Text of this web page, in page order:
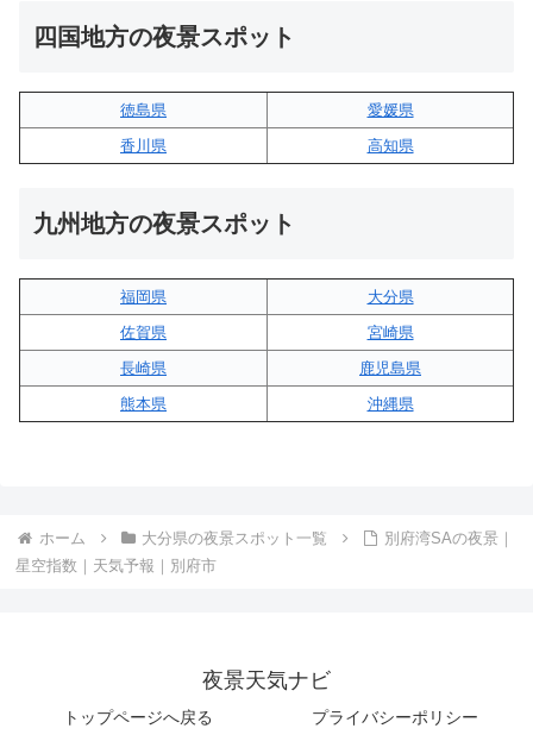
四国地方の夜景スポット
徳島県
愛媛県
香川県
高知県
九州地方の夜景スポット
福岡県
大分県
佐賀県
宮崎県
長崎県
鹿児島県
熊本県
沖縄県
ホーム 大分県の夜景スポット一覧
別府湾SAの夜景｜
星空指数｜天気予報｜別府市
夜景天気ナビ
トップページへ戻る プライバシーポリシー